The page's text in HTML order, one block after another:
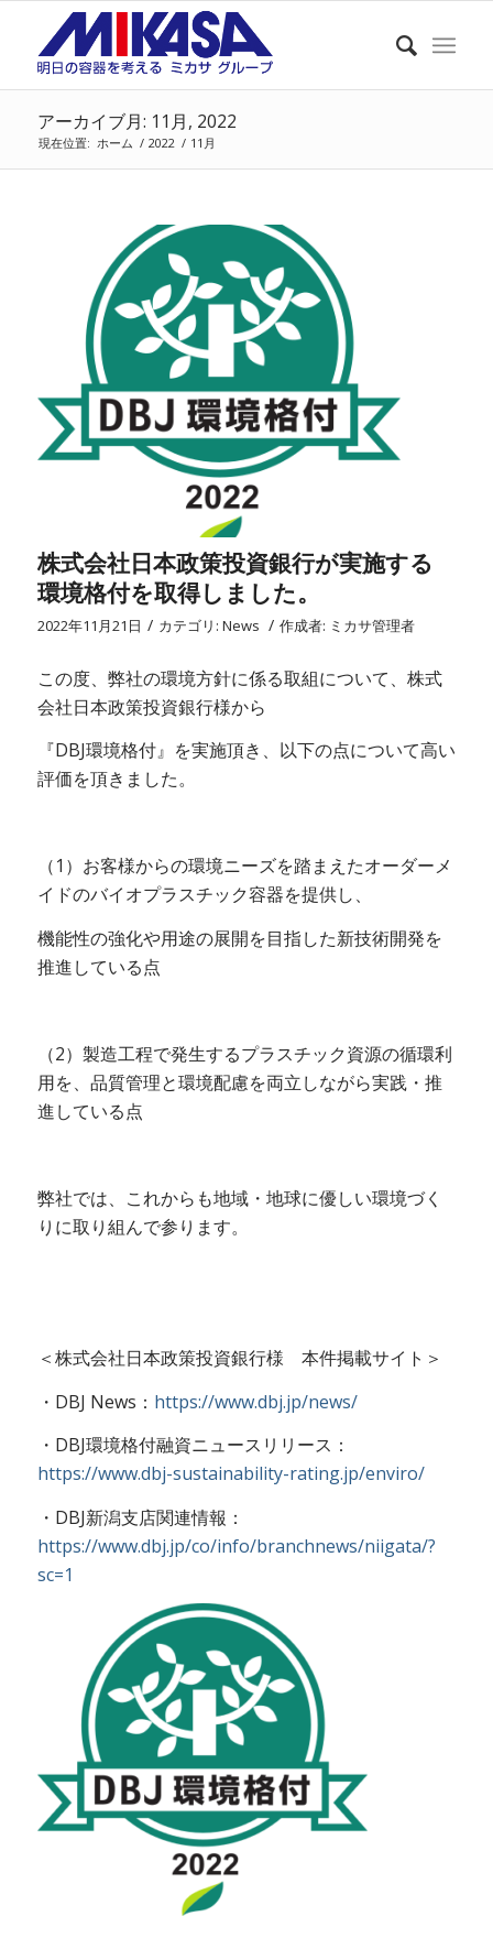
アーカイブ月: 11月, 2022
現在位置: ホーム / 2022 / 11月
株式会社日本政策投資銀行が実施する
環境格付を取得しました。
2022年11月21日 / カテゴリ: News / 作成者: ミカサ管理者
この度、弊社の環境方針に係る取組について、株式
会社日本政策投資銀行様から
『DBJ環境格付』を実施頂き、以下の点について高い
評価を頂きました。
（1）お客様からの環境ニーズを踏まえたオーダーメ
イドのバイオプラスチック容器を提供し、
機能性の強化や用途の展開を目指した新技術開発を
推進している点
（2）製造工程で発生するプラスチック資源の循環利
用を、品質管理と環境配慮を両立しながら実践・推
進している点
弊社では、これからも地域・地球に優しい環境づく
りに取り組んで参ります。
＜株式会社日本政策投資銀行様 本件掲載サイト＞
・DBJ News： https://www.dbj.jp/news/
・DBJ環境格付融資ニュースリリース：
https://www.dbj-sustainability-rating.jp/enviro/
・DBJ新潟支店関連情報：
https://www.dbj.jp/co/info/branchnews/niigata/?
sc=1